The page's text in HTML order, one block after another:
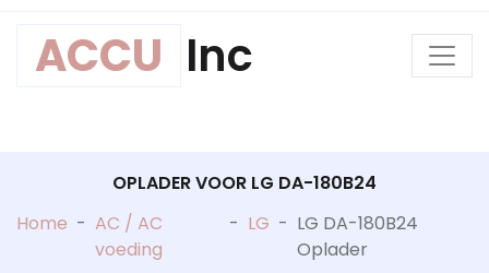
ACCU Inc
OPLADER VOOR LG DA-180B24
Home - AC / AC
voeding
- LG - LG DA-180B24
Oplader